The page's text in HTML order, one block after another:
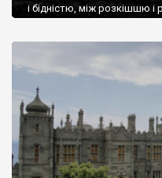
і бідністю, між розкішшю і